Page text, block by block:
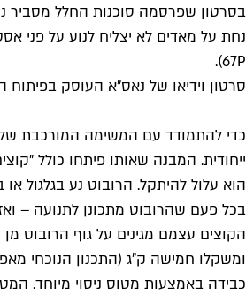
בסרטון שפרסמה סוכנות החלל מסביר
נחת על מאדים לא יצליח לנוע על פני
67P).
סרטון וידיאו של נאס"א העוסק בפיתוח
כדי להתמודד עם המשימה המורכבת של
הוא עלול להיתקל. הרובוט נע בגלגול
בכל פעם שהרובוט מתכונן לתנועה –
ומשקלו חמישה ק"ג (התכנון הנוכחי
כבידה באמצעות מטוס ניסוי מיוחד.